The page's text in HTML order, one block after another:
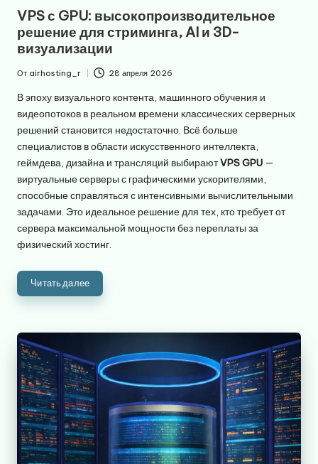
VPS с GPU: высокопроизводительное
решение для стриминга, AI и 3D-
визуализации
Запись
от
От airhosting_r 28 апреля 2026
В эпоху визуального контента, машинного обучения и
видеопотоков в реальном времени классических серверных
решений становится недостаточно. Всё больше
специалистов в области искусственного интеллекта,
геймдева, дизайна и трансляций выбираютVPS GPU —
виртуальные серверы с графическими ускорителями,
способные справляться с интенсивными вычислительными
задачами. Это идеальное решение для тех, кто требует от
сервера максимальной мощности без переплаты за
физический хостинг.
Читать далее